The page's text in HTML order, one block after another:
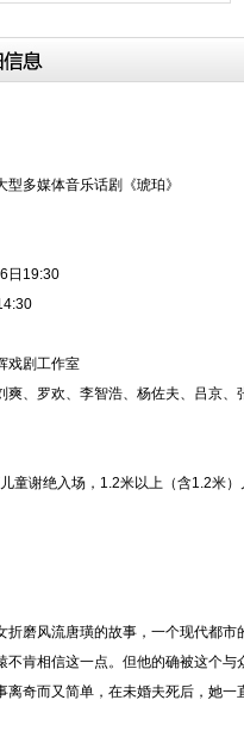
型多媒体音乐话剧《琥珀》
日19:30
戏剧工作室
爽、罗欢、李智浩、杨佐夫、吕京、
童谢绝入场，1.2米以上（含1.2米
折磨风流唐璜的故事，一个现代都
不肯相信这一点。但他的确被这个
离奇而又简单，在未婚夫死后，她